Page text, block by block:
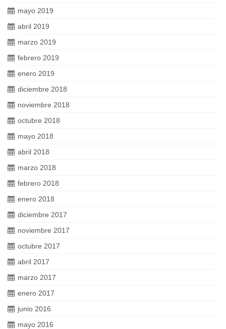
mayo 2019
abril 2019
marzo 2019
febrero 2019
enero 2019
diciembre 2018
noviembre 2018
octubre 2018
mayo 2018
abril 2018
marzo 2018
febrero 2018
enero 2018
diciembre 2017
noviembre 2017
octubre 2017
abril 2017
marzo 2017
enero 2017
junio 2016
mayo 2016